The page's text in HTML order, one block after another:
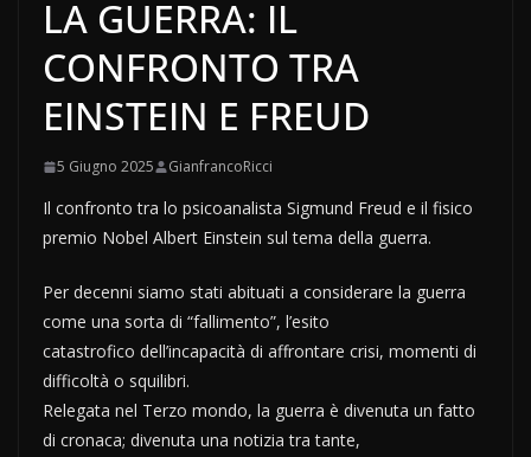
LA GUERRA: IL
CONFRONTO TRA
EINSTEIN E FREUD
5 Giugno 2025 GianfrancoRicci
Il confronto tra lo psicoanalista Sigmund Freud e il fisico
premio Nobel Albert Einstein sul tema della guerra.
Per decenni siamo stati abituati a considerare la guerra
come una sorta di “fallimento”, l’esito
catastrofico dell’incapacità di affrontare crisi, momenti di
difficoltà o squilibri.
Relegata nel Terzo mondo, la guerra è divenuta un fatto
di cronaca; divenuta una notizia tra tante,